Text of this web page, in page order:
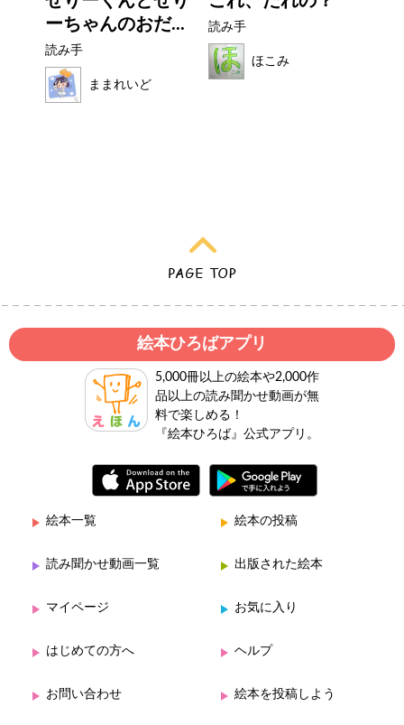
ーちゃんのおだ...
読み手
ままれいど
読み手
ほこみ
絵本ひろばアプリ
5,000冊以上の絵本や2,000作
品以上の読み聞かせ動画が無
料で楽しめる！
『絵本ひろば』公式アプリ。
絵本一覧 絵本の投稿
読み聞かせ動画一覧 出版された絵本
マイページ お気に入り
はじめての方へ ヘルプ
お問い合わせ 絵本を投稿しよう